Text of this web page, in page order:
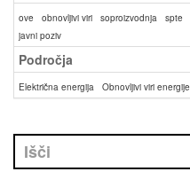
ove obnovljivi viri soproizvodnja spte
javni poziv
Področja
Električna energija Obnovljivi viri energije